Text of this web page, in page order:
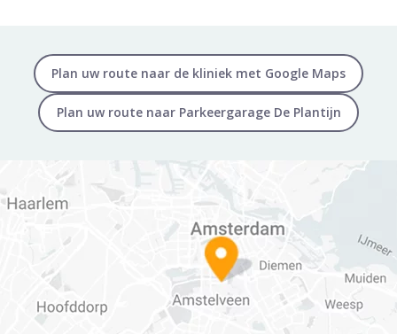
Plan uw route naar de kliniek met Google Maps
Plan uw route naar Parkeergarage De Plantijn